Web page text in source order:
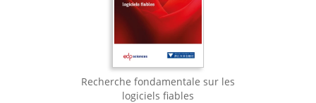
Recherche fondamentale sur les
logiciels fiables